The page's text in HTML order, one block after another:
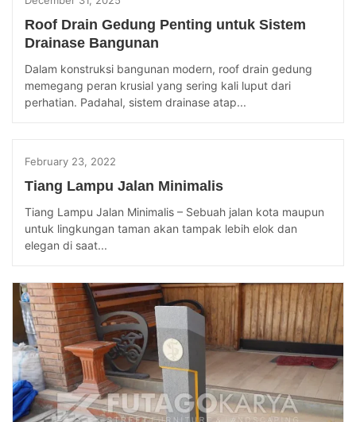
Roof Drain Gedung Penting untuk Sistem
Drainase Bangunan
Dalam konstruksi bangunan modern, roof drain gedung
memegang peran krusial yang sering kali luput dari
perhatian. Padahal, sistem drainase atap...
February 23, 2022
Tiang Lampu Jalan Minimalis
Tiang Lampu Jalan Minimalis – Sebuah jalan kota maupun
untuk lingkungan taman akan tampak lebih elok dan
elegan di saat...